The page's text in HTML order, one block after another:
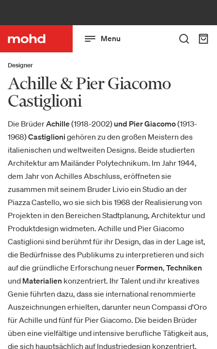
Menu
Designer
Achille & Pier Giacomo
Castiglioni
Die BrüderAchille(1918-2002) und Pier Giacomo(1913-
1968)Castiglioni gehören zu den großen Meistern des
italienischen und weltweiten Designs. Beide studierten
Architektur am Mailänder Polytechnikum. Im Jahr 1944,
dem Jahr von Achilles Abschluss, eröffneten sie
zusammen mit seinem Bruder Livio ein Studio an der
Piazza Castello, wo sie sich bis 1968 der Realisierung von
Projekten in den Bereichen Stadtplanung, Architektur und
Produktdesign widmeten. Achille und Pier Giacomo
Castiglioni sind berühmt für ihr Design, das in der Lage ist,
die Bedürfnisse des Publikums zu interpretieren und sich
auf die gründliche Erforschung neuer Formen, Techniken
und Materialien konzentriert. Ihr Talent und ihr kreatives
Genie führten dazu, dass sie international renommierte
Auszeichnungen erhielten, darunter neun Compassi d'Oro
für Achille und fünf für Pier Giacomo. Die beiden Brüder
üben eine vielfältige und intensive berufliche Tätigkeit aus,
die sich hauptsächlich auf Industriedesign konzentriert,